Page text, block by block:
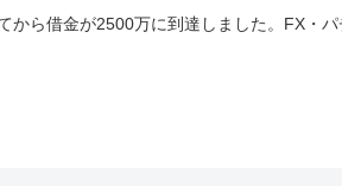
から借金が2500万に到達しました。FX・